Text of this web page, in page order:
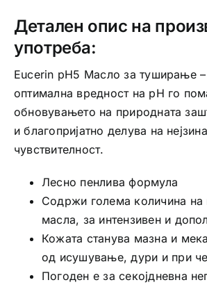
Детален опис на
употреба:
Eucerin pH5 Масло за туширање
оптимална вредност на pH го
обновувањето на природната
и благопријатно делува на
чувствителност.
Лесно пенлива формула
Содржи голема количина на
масла, за интензивен и
Кожата станува мазна и
од исушување, дури и при
Погоден е за секојдневна